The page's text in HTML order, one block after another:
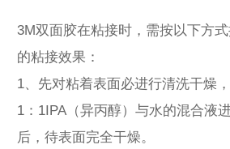
3M双面胶在粘接时，需按以下方
的粘接效果：
1、先对粘着表面必进行清洗干燥
1：1IPA（异丙醇）与水的混合液
后，待表面完全干燥。